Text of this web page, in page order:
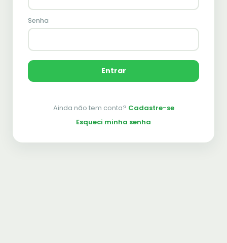
Senha
Entrar
Ainda não tem conta? Cadastre-se
Esqueci minha senha